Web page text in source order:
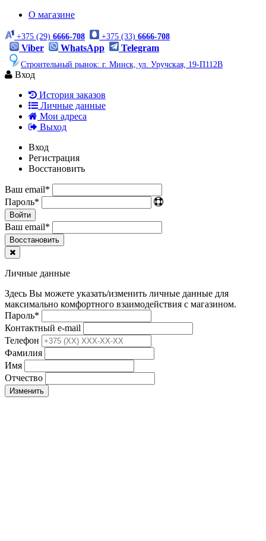
О магазине
+375 (29) 6666-708 +375 (33) 6666-708
Viber WhatsApp Telegram
Строительный рынок: г. Минск, ул. Уручская, 19-П112В
Вход
История заказов
Личные данные
Мои адреса
Выход
Вход
Регистрация
Восстановить
Ваш email*
Пароль*
Войти
Ваш email*
Воcстановить
Личные данные
Здесь Вы можете указать/изменить личные данные для
максимально комфортного взаимодействия с магазином.
Пароль*
Контактный e-mail
Телефон
Фамилия
Имя
Отчество
Изменить